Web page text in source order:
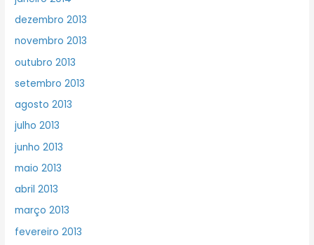
dezembro 2013
novembro 2013
outubro 2013
setembro 2013
agosto 2013
julho 2013
junho 2013
maio 2013
abril 2013
março 2013
fevereiro 2013